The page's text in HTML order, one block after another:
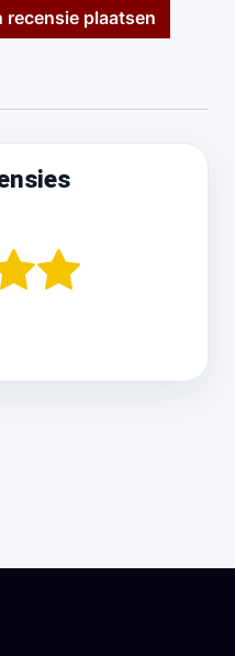
recensie plaatsen